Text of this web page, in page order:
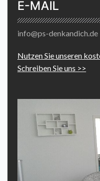
E-MAIL
info@ps-denkandich.de
Nutzen Sie unseren
Schreiben Sie uns >>